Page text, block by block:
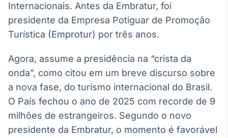
Broadcast
Datafeed
APIs para
conteúdos e
dados
Broadcast
Ticker
Cotações e
headlines de
notícias
Internacionais. Antes da Embratur, foi
presidente da Empresa Potiguar de Promoção
Turística (Emprotur) por três anos.
Agora, assume a presidência na “crista da
onda”, como citou em um breve discurso sobre
a nova fase, do turismo internacional do Brasil.
O País fechou o ano de 2025 com recorde de 9
milhões de estrangeiros. Segundo o novo
presidente da Embratur, o momento é favorável